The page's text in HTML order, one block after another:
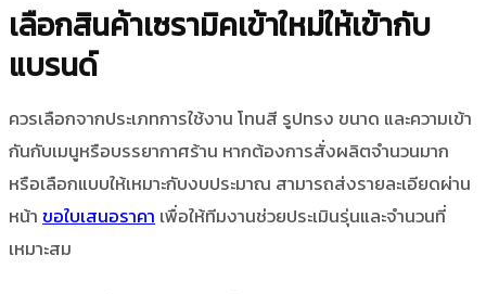
เลือกสินค้าเซรามิคเข้าใหม่ให้เข้ากับ
แบรนด์
ควรเลือกจากประเภทการใช้งาน โทนสี รูปทรง ขนาด และความเข้า
กันกับเมนูหรือบรรยากาศร้าน หากต้องการสั่งผลิตจำนวนมาก
หรือเลือกแบบให้เหมาะกับงบประมาณ สามารถส่งรายละเอียดผ่าน
หน้า ขอใบเสนอราคา เพื่อให้ทีมงานช่วยประเมินรุ่นและจำนวนที่
เหมาะสม